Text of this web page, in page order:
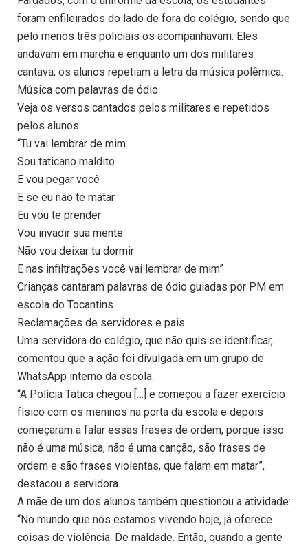
foram enfileirados do lado de fora do colégio, sendo que
pelo menos três policiais os acompanhavam. Eles
andavam em marcha e enquanto um dos militares
cantava, os alunos repetiam a letra da música polêmica.
Música com palavras de ódio
Veja os versos cantados pelos militares e repetidos
pelos alunos:
“Tu vai lembrar de mim
Sou taticano maldito
E vou pegar você
E se eu não te matar
Eu vou te prender
Vou invadir sua mente
Não vou deixar tu dormir
E nas infiltrações você vai lembrar de mim”
Crianças cantaram palavras de ódio guiadas por PM em
escola do Tocantins
Reclamações de servidores e pais
Uma servidora do colégio, que não quis se identificar,
comentou que a ação foi divulgada em um grupo de
WhatsApp interno da escola.
“A Polícia Tática chegou […] e começou a fazer exercício
físico com os meninos na porta da escola e depois
começaram a falar essas frases de ordem, porque isso
não é uma música, não é uma canção, são frases de
ordem e são frases violentas, que falam em matar”,
destacou a servidora.
A mãe de um dos alunos também questionou a atividade:
“No mundo que nós estamos vivendo hoje, já oferece
coisas de violência. De maldade. Então, quando a gente